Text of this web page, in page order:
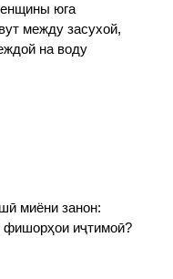
юга
между засухой,
на воду
миёни занон:
фишорҳои иҷтимоӣ?